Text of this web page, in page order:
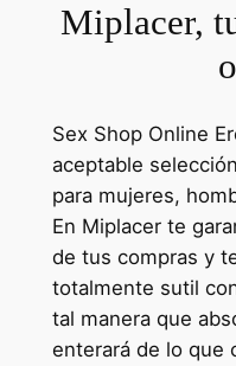
Miplacer,
Sex Shop Online
aceptable
para mujeres,
En Miplacer te
de tus compras y
totalmente sutil
tal manera que
enterará de lo que